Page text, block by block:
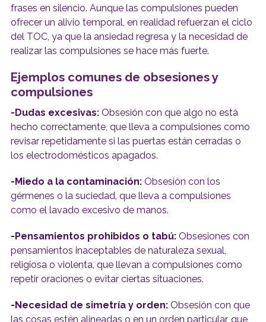
frases en silencio. Aunque las compulsiones pueden
ofrecer un alivio temporal, en realidad refuerzan el ciclo
del TOC, ya que la ansiedad regresa y la necesidad de
realizar las compulsiones se hace más fuerte.
Ejemplos comunes de obsesiones y
compulsiones
-Dudas excesivas:Obsesión con que algo no está
hecho correctamente, que lleva a compulsiones como
revisar repetidamente si las puertas están cerradas o
los electrodomésticos apagados.
-Miedo a la contaminación:Obsesión con los
gérmenes o la suciedad, que lleva a compulsiones
como el lavado excesivo de manos.
-Pensamientos prohibidos o tabú: Obsesiones con
pensamientos inaceptables de naturaleza sexual,
religiosa o violenta, que llevan a compulsiones como
repetir oraciones o evitar ciertas situaciones.
-Necesidad de simetría y orden: Obsesión con que
las cosas estén alineadas o en un orden particular, que